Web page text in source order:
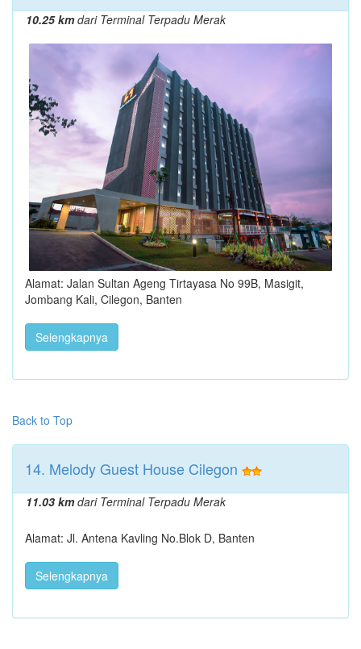
10.25 kmdari Terminal Terpadu Merak
Alamat: Jalan Sultan Ageng Tirtayasa No 99B, Masigit,
Jombang Kali, Cilegon, Banten
Selengkapnya
Back to Top
14. Melody Guest House Cilegon
11.03 kmdari Terminal Terpadu Merak
Alamat: Jl. Antena Kavling No.Blok D, Banten
Selengkapnya